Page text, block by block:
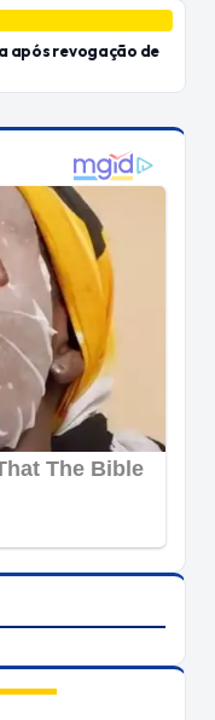
após revogação de